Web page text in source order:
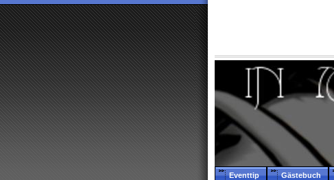
Eventtip Gästebuch